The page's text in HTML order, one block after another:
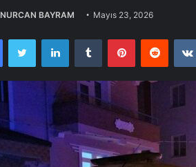
NURCAN BAYRAM Mayıs 23, 2026
FacebookTwitter LinkedInTumblr PinterestReddit